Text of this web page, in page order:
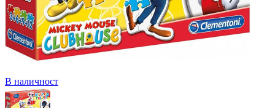
В наличност